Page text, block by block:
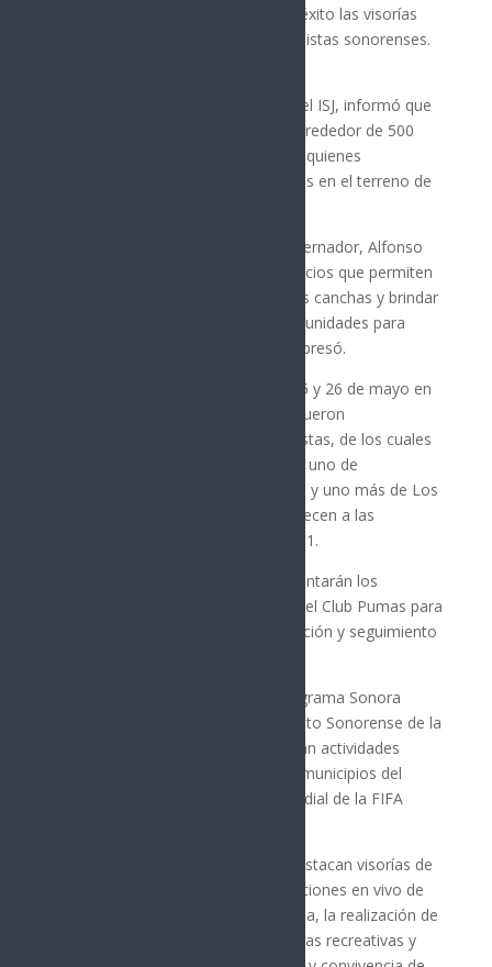
Club Pumas, llevó a cabo con gran éxito las visorías
deportivas dirigidas a jóvenes futbolistas sonorenses.
Rebeca Valenzuela Álvarez, titular del ISJ, informó que
en esta convocatoria participaron alrededor de 500
jóvenes nacidos entre 2009 y 2015, quienes
demostraron su talento y habilidades en el terreno de
“Gracias al respaldo de nuestro gobernador, Alfonso
Durazo, seguimos impulsando espacios que permiten
visibilizar el talento sonorense en las canchas y brindar
a nuestras juventudes nuevas oportunidades para
construir sus proyectos de vida”, expresó.
Las visorías se realizaron los días 25 y 26 de mayo en
el Campo 3 de La Sauceda, donde fueron
seleccionados ocho jóvenes futbolistas, de los cuales
cinco son originarios de Hermosillo, uno de
Magdalena, uno de Ciudad Obregón y uno más de Los
Mochis, Sinaloa. Todos ellos pertenecen a las
categorías nacidas entre 2009 y 2011.
Los jóvenes seleccionados se presentarán los
próximos días en las instalaciones del Club Pumas para
continuar con su proceso de evaluación y seguimiento
Estas visorías forman parte del programa Sonora
Mundialista, impulsado por el Instituto Sonorense de la
Juventud, mediante el cual se llevarán actividades
deportivas y recreativas a distintos municipios del
estado en el marco de la Copa Mundial de la FIFA
Entre las acciones contempladas destacan visorías de
equipos de primera división, proyecciones en vivo de
los partidos de la Selección Mexicana, la realización de
cientos de murales, así como carreras recreativas y